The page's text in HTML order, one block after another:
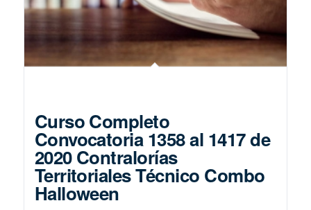
Curso Completo
Convocatoria 1358 al 1417 de
2020 Contralorías
Territoriales Técnico Combo
Halloween